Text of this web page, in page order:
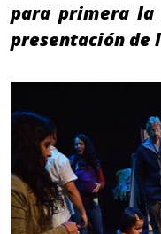
para primera la
presentación de